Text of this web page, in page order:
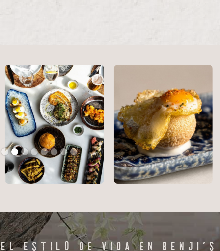
Slide 2 of 8.
El Estilo de Vida en Benji's